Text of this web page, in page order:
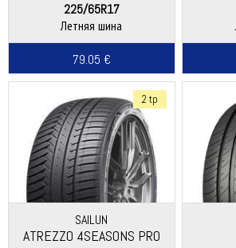
225/65R17
Летняя шина
79.05 €
2 tp
SAILUN
ATREZZO 4SEASONS PRO